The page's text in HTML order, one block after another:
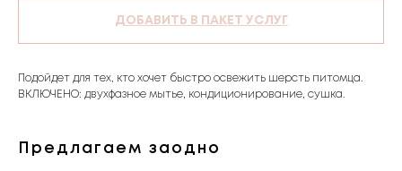
ДОБАВИТЬ В ПАКЕТ УСЛУГ
Подойдет для тех, кто хочет быстро освежить шерсть питомца.
ВКЛЮЧЕНО: двухфазное мытье, кондиционирование, сушка.
Предлагаем заодно